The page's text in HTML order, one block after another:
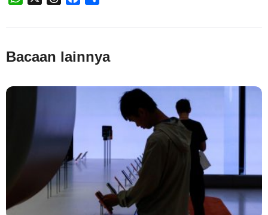
Bacaan lainnya